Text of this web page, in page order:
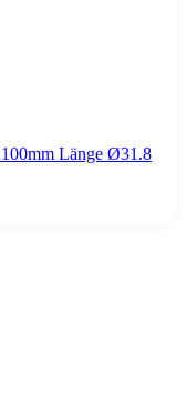
Länge Ø31.8